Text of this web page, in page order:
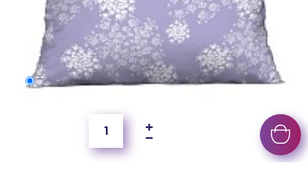
70x50 cm